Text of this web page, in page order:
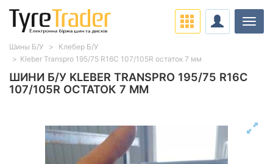
ШИНИ Б/У KLEBER TRANSPRO 195/75 R16C
107/105R ОСТАТОК 7 ММ
Шины Б/У
Клебер Б/У
Kleber Transpro 195/75 R16C 107/105R остаток 7 мм